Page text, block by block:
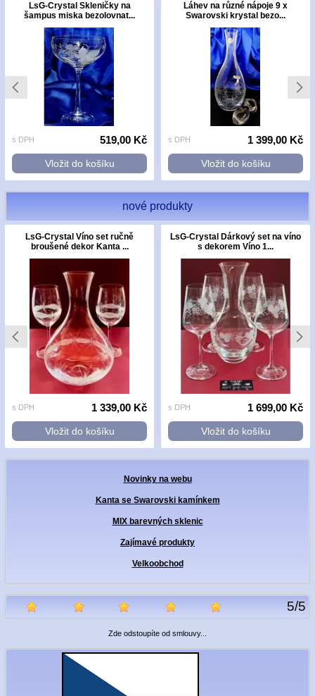
Novinky na webu
Kanta se Swarovski kamínkem
MIX barevných sklenic
Zajímavé produkty
Velkoobchod
5/5
Zde odstoupíte od smlouvy...
LsG-Crystal Skleničky na
šampus miska bezolovnat...
s DPH 519,00 Kč
Vložit do košíku
Láhev na různé nápoje 9 x
Swarovski krystal bezo...
s DPH 1 399,00 Kč
Vložit do košíku
nové produkty
LsG-Crystal Víno set ručně
broušené dekor Kanta ...
s DPH 1 339,00 Kč
Vložit do košíku
LsG-Crystal Dárkový set na víno
s dekorem Víno 1...
s DPH 1 699,00 Kč
Vložit do košíku